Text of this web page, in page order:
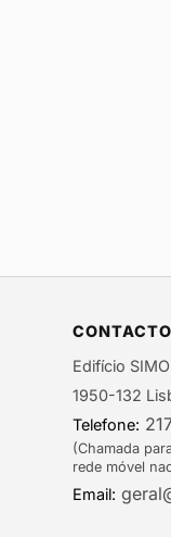
Edifício
1950-132
Telefone:
(Chamada
rede móvel
Email: